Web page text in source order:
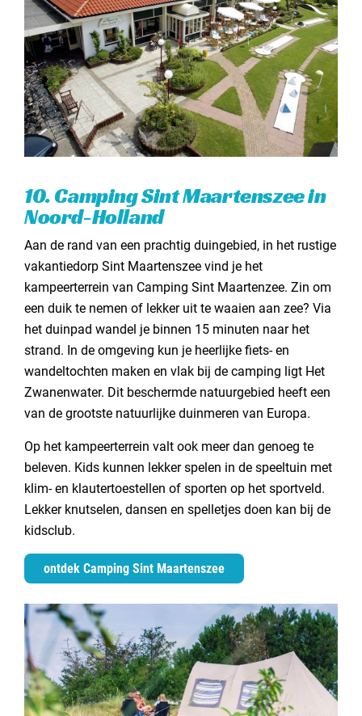
10. Camping Sint Maartenszee in
Noord-Holland
Aan de rand van een prachtig duingebied, in het rustige
vakantiedorp Sint Maartenszee vind je het
kampeerterrein van Camping Sint Maartenzee. Zin om
een duik te nemen of lekker uit te waaien aan zee? Via
het duinpad wandel je binnen 15 minuten naar het
strand. In de omgeving kun je heerlijke fiets- en
wandeltochten maken en vlak bij de camping ligt Het
Zwanenwater. Dit beschermde natuurgebied heeft een
van de grootste natuurlijke duinmeren van Europa.
Op het kampeerterrein valt ook meer dan genoeg te
beleven. Kids kunnen lekker spelen in de speeltuin met
klim- en klautertoestellen of sporten op het sportveld.
Lekker knutselen, dansen en spelletjes doen kan bij de
kidsclub.
ontdek Camping Sint Maartenszee